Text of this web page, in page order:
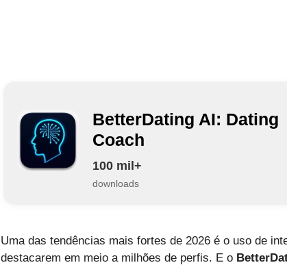
BetterDating AI: Dating
Coach
100 mil+
downloads
Uma das tendências mais fortes de 2026 é o uso de
destacarem em meio a milhões de perfis. E o